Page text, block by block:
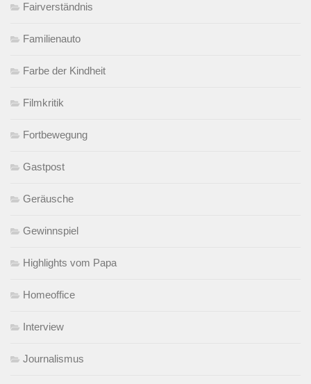
Fairverständnis
Familienauto
Farbe der Kindheit
Filmkritik
Fortbewegung
Gastpost
Geräusche
Gewinnspiel
Highlights vom Papa
Homeoffice
Interview
Journalismus